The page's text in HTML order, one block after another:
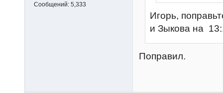
Сообщений: 5,333
Игорь,
и Зыкова на
Поправил.